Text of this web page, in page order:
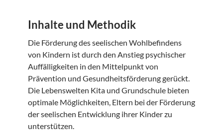
Inhalte und Methodik
Die Förderung des seelischen Wohlbefindens
von Kindern ist durch den Anstieg psychischer
Auffälligkeiten in den Mittelpunkt von
Prävention und Gesundheitsförderung gerückt.
Die Lebenswelten Kita und Grundschule bieten
optimale Möglichkeiten, Eltern bei der Förderung
der seelischen Entwicklung ihrer Kinder zu
unterstützen.